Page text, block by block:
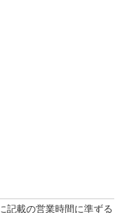
記載の営業時間に準ずる